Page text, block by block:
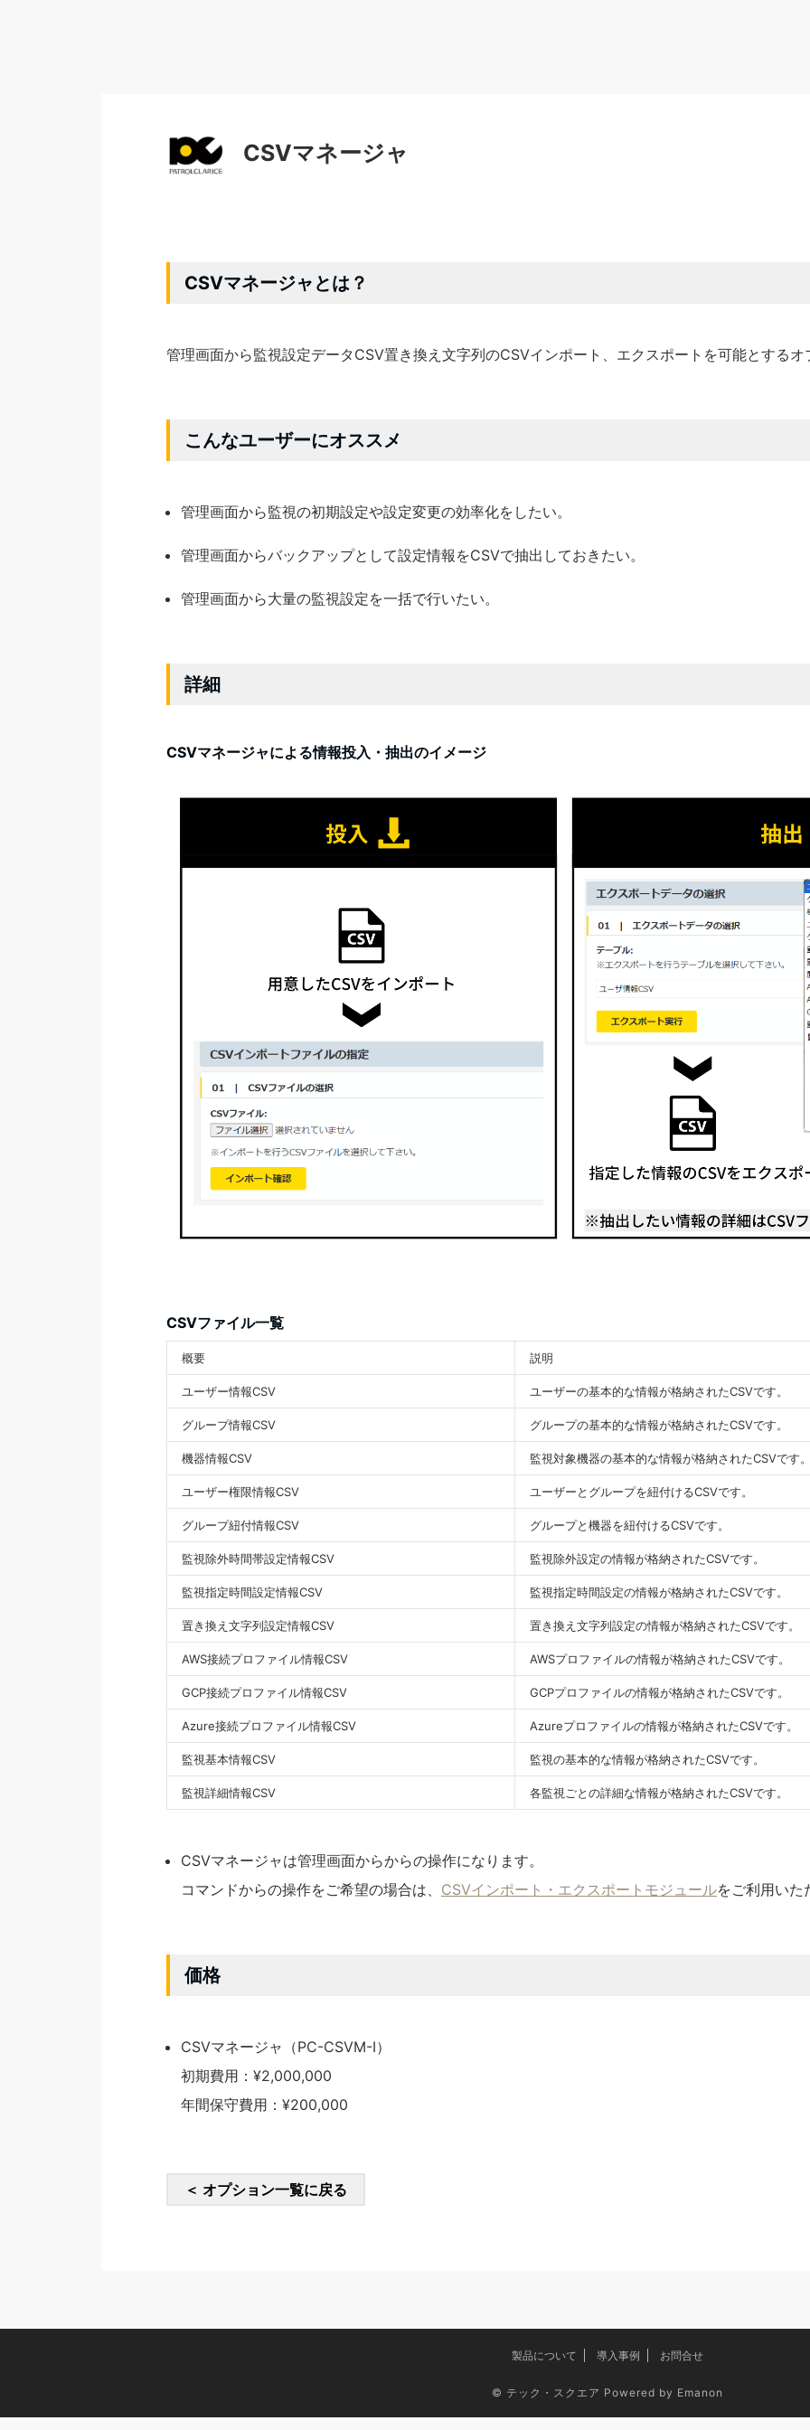
CSVマネージャ
CSVマネージャとは？
管理画面から監視設定データCSV置き換え文字列のCSVインポート、エクスポートを可能とする
こんなユーザーにオススメ
管理画面から監視の初期設定や設定変更の効率化をしたい。
管理画面からバックアップとして設定情報をCSVで抽出しておきたい。
管理画面から大量の監視設定を一括で行いたい。
詳細
CSVマネージャによる情報投入・抽出のイメージ
CSVファイル一覧
概要 説明
ユーザー情報CSV ユーザーの基本的な情報が格納されたCSVです。
グループ情報CSV グループの基本的な情報が格納されたCSVです。
機器情報CSV 監視対象機器の基本的な情報が格納されたCSVです
ユーザー権限情報CSV ユーザーとグループを紐付けるCSVです。
グループ紐付情報CSV グループと機器を紐付けるCSVです。
監視除外時間帯設定情報CSV 監視除外設定の情報が格納されたCSVです。
監視指定時間設定情報CSV 監視指定時間設定の情報が格納されたCSVです。
置き換え文字列設定情報CSV 置き換え文字列設定の情報が格納されたCSVです。
AWS接続プロファイル情報CSV AWSプロファイルの情報が格納されたCSVです。
GCP接続プロファイル情報CSV GCPプロファイルの情報が格納されたCSVです。
Azure接続プロファイル情報CSV Azureプロファイルの情報が格納されたCSVです。
監視基本情報CSV 監視の基本的な情報が格納されたCSVです。
監視詳細情報CSV 各監視ごとの詳細な情報が格納されたCSVです。
CSVマネージャは管理画面からからの操作になります。
コマンドからの操作をご希望の場合は、 CSVインポート・エクスポートモジュールをご利用いた
価格
CSVマネージャ（PC-CSVM-I）
初期費用：¥2,000,000
年間保守費用：¥200,000
＜ オプション一覧に戻る
製品について 導入事例 お問合せ
© テック・スクエア Powered by Emanon